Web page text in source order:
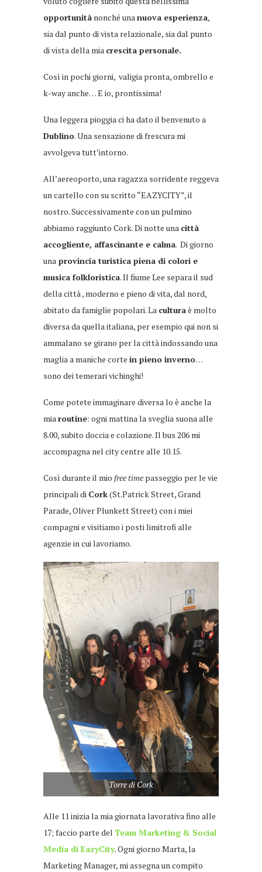
opportunità nonché unanuova esperienza,
sia dal punto di vista relazionale, sia dal punto
di vista della mia crescita personale.
Così in pochi giorni, valigia pronta, ombrello e
k-way anche… E io, prontissima!
Una leggera pioggia ci ha dato il benvenuto a
Dublino. Una sensazione di frescura mi
avvolgeva tutt’intorno.
All’aereoporto, una ragazza sorridente reggeva
un cartello con su scritto “EAZYCITY”, il
nostro. Successivamente con un pulmino
abbiamo raggiunto Cork. Di notte una città
accogliente, affascinante e calma. Di giorno
una provincia turistica piena di colori e
musica folkloristica. Il fiume Lee separa il sud
dellacittà, moderno e pieno di vita, dal nord,
abitato da famiglie popolari. La culturaè molto
diversa da quella italiana, per esempio qui non si
ammalano se girano per la città indossando una
maglia a maniche corte in pieno inverno…
sono dei temerari vichinghi!
Come potete immaginare diversa lo è anche la
miaroutine: ogni mattina la sveglia suona alle
8.00, subito doccia e colazione. Il bus 206 mi
accompagna nel city centre alle 10.15.
Così durante il mio free time passeggio per le vie
principali di Cork(St.Patrick Street, Grand
Parade, Oliver Plunkett Street) con i miei
compagni e visitiamo i posti limitrofi alle
agenzie in cui lavoriamo.
Torre di Cork
Alle 11 inizia la mia giornata lavorativa fino alle
17; faccio parte del Team Marketing & Social
Media di EazyCity. Ogni giorno Marta, la
Marketing Manager, mi assegna un compito